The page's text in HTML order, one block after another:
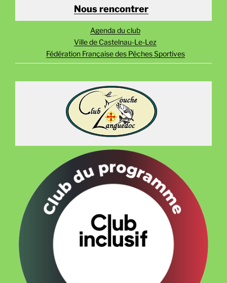
Nous rencontrer
Agenda du club
Ville de Castelnau-Le-Lez
Fédération Française des Pêches Sportives